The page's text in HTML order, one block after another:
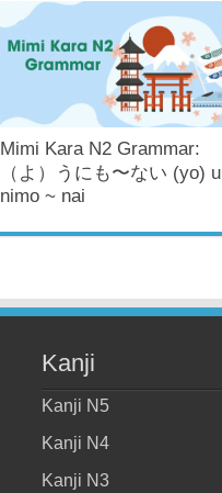
Mimi Kara N2 Grammar:
（よ）うにも〜ない (yo) u
nimo ~ nai
Kanji
Kanji N5
Kanji N4
Kanji N3